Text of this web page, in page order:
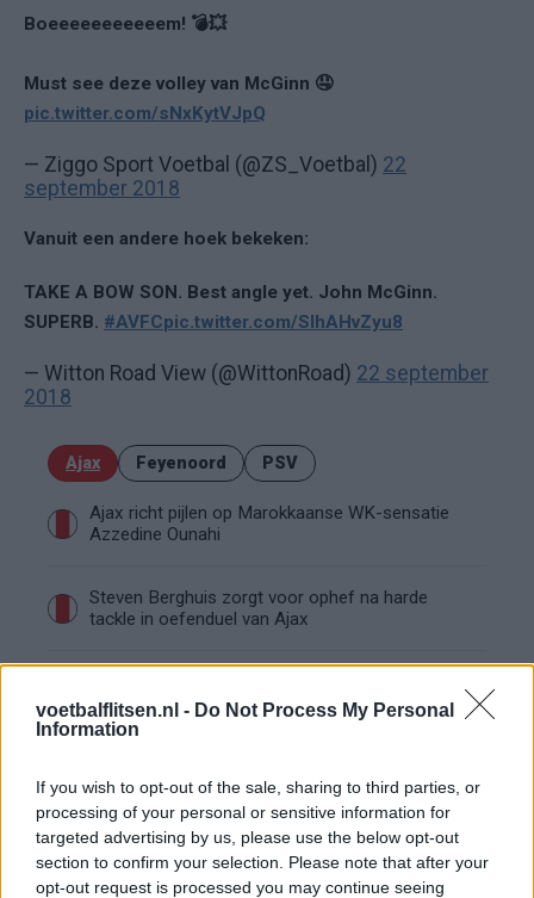
voetbalflitsen.nl - Do Not Process My Personal
Information
If you wish to opt-out of the sale, sharing to third parties, or
processing of your personal or sensitive information for
targeted advertising by us, please use the below opt-out
section to confirm your selection. Please note that after your
opt-out request is processed you may continue seeing
Boeeeeeeeeeeem! 💣💥
Must see deze volley van McGinn 🤤
pic.twitter.com/sNxKytVJpQ
— Ziggo Sport Voetbal (@ZS_Voetbal) 22
september 2018
Vanuit een andere hoek bekeken:
TAKE A BOW SON. Best angle yet. John McGinn.
SUPERB. #AVFCpic.twitter.com/SlhAHvZyu8
— Witton Road View (@WittonRoad) 22 september
2018
Ajax Feyenoord PSV
Ajax richt pijlen op Marokkaanse WK-sensatie
Azzedine Ounahi
Steven Berghuis zorgt voor ophef na harde
tackle in oefenduel van Ajax
naar Ajax nog tegen
plan van Ajax
Kritiek op Engels van Míchel genuanceerd: ‘Ajax-
spelers snappen dat echt wel’